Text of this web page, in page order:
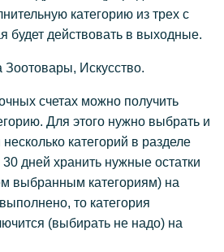
категорию из трех с
будет действовать в выходные.
Зоотовары, Искусство.
счетах можно получить
Для этого нужно выбрать и
категорий в разделе
дней хранить нужные остатки
выбранным категориям) на
то категория
(выбирать не надо) на